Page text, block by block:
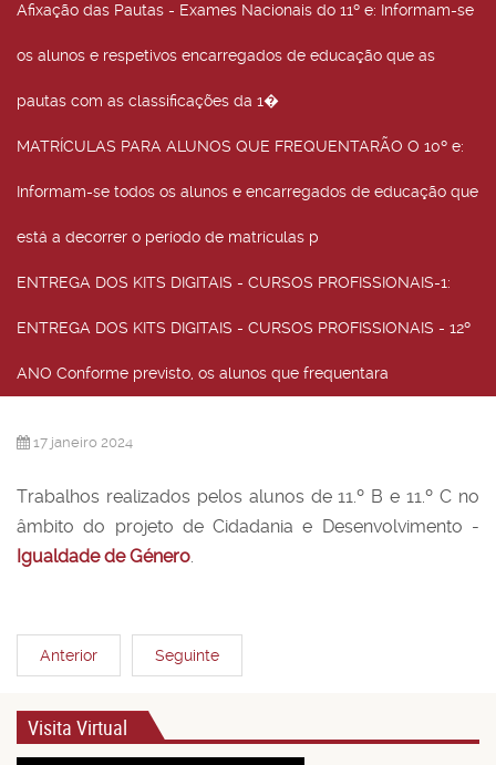
Afixação das Pautas - Exames Nacionais do 11º e: Informam-se
os alunos e respetivos encarregados de educação que as
pautas com as classificações da 1�
MATRÍCULAS PARA ALUNOS QUE FREQUENTARÃO O 10º e:
Informam-se todos os alunos e encarregados de educação que
está a decorrer o período de matrículas p
ENTREGA DOS KITS DIGITAIS - CURSOS PROFISSIONAIS-1:
ENTREGA DOS KITS DIGITAIS - CURSOS PROFISSIONAIS - 12º
ANO Conforme previsto, os alunos que frequentara
17 janeiro 2024
Trabalhos realizados pelos alunos de 11.º B e 11.º C no
âmbito do projeto de Cidadania e Desenvolvimento -
Igualdade de Género
Anterior Seguinte
Visita Virtual